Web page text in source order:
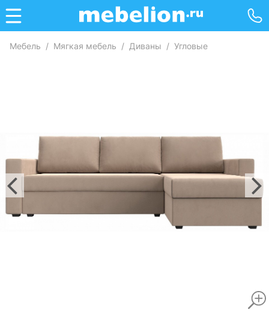
Мебель / Мягкая мебель / Диваны / Угловые